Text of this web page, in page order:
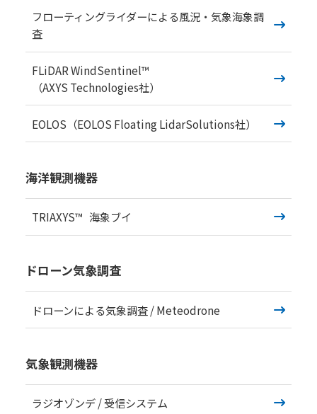
スカイスポーツ支援
技術情報
採用情報
事例紹介
気象情報活用のご相談
English
フローティングライダーによる風況・気象海象調
査
FLiDAR WindSentinel™
（AXYS Technologies社）
EOLOS（EOLOS Floating LidarSolutions社）
海洋観測機器
TRIAXYS™ 海象ブイ
ドローン気象調査
ドローンによる気象調査 / Meteodrone
気象観測機器
ラジオゾンデ / 受信システム